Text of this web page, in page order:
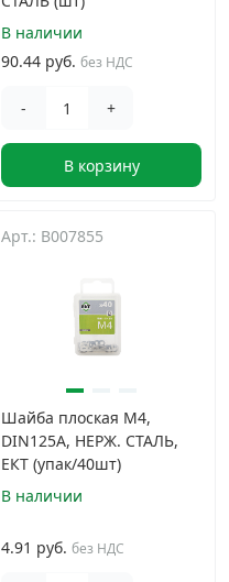
В наличии
90.44 руб. без НДС
- +
В корзину
Арт.: B007855
Шайба плоская М4,
DIN125A, НЕРЖ. СТАЛЬ,
ЕКТ (упак/40шт)
В наличии
4.91 руб. без НДС